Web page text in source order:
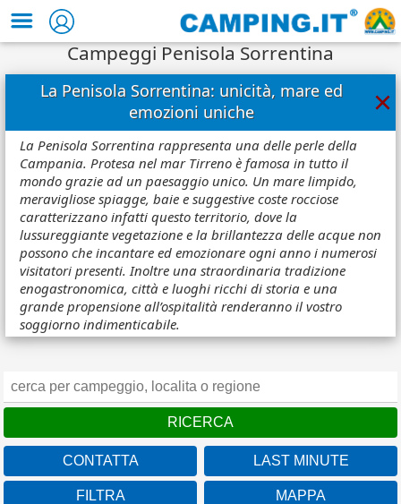
Campeggi Penisola Sorrentina
La Penisola Sorrentina: unicità, mare ed
emozioni uniche
×
La Penisola Sorrentina rappresenta una delle perle della
Campania. Protesa nel mar Tirreno è famosa in tutto il
mondo grazie ad un paesaggio unico. Un mare limpido,
meravigliose spiagge, baie e suggestive coste rocciose
caratterizzano infatti questo territorio, dove la
lussureggiante vegetazione e la brillantezza delle acque non
possono che incantare ed emozionare ogni anno i numerosi
visitatori presenti. Inoltre una straordinaria tradizione
enogastronomica, città e luoghi ricchi di storia e una
grande propensione all’ospitalità renderanno il vostro
soggiorno indimenticabile.
CONTATTA LAST MINUTE
FILTRA MAPPA